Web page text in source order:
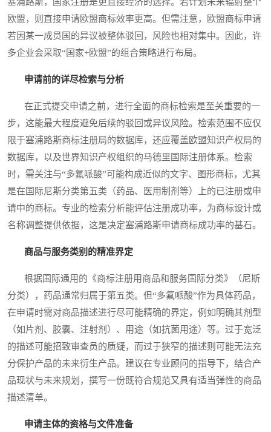
欧盟，则直接申请欧盟商标效率更高。但需注意，欧盟商标申请
若因某一成员国的异议被整体驳回，风险也相对集中。因此，许
多企业会采取“国家+欧盟”的组合策略进行布局。
申请前的详尽检索与分析
在正式提交申请之前，进行全面的商标检索是至关重要的一
步，这能最大程度避免后续的驳回或异议风险。检索范围不应仅
限于塞浦路斯商标注册局的数据库，还应覆盖欧盟知识产权局的
数据库，以及世界知识产权组织的马德里国际注册体系。检索
时，需关注与“多氟哌酸”可能构成近似的文字、图形商标，尤其
是在国际尼斯分类第五类（药品、医用制剂等）上的已注册或申
请中的商标。专业的检索分析能评估注册成功率，为商标设计或
名称调整提供依据，这是决定塞浦路斯申请商标成功率的基石。
商品与服务类别的精准界定
根据国际通用的《商标注册用商品和服务国际分类》（尼斯
分类），药品通常归属于第五类。但“多氟哌酸”作为具体药品，
在申请时需对商品描述进行尽可能精确的界定，例如明确其剂型
（如片剂、胶囊、注射剂）、用途（如抗菌用途）等。过于宽泛
的描述可能招致审查员的质疑，而过于狭窄的描述则可能无法充
分保护产品的未来衍生产品。建议在专业顾问的指导下，结合产
品现状与未来规划，撰写一份既符合规范又具有适当弹性的商品
描述清单。
申请主体的资格与文件准备